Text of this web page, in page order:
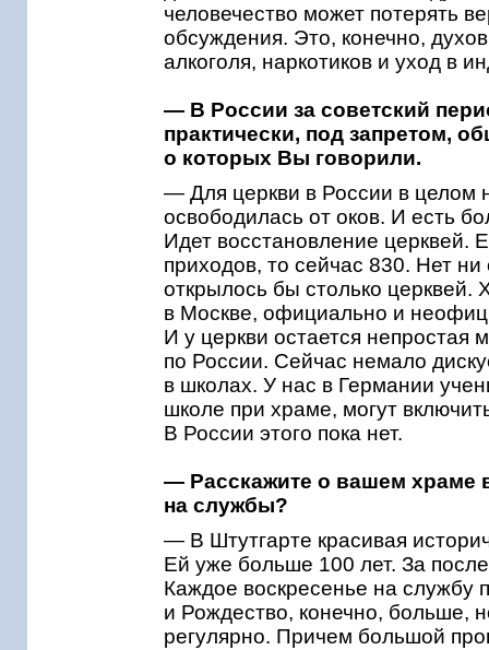
человечество может потерять
обсуждения. Это, конечно,
алкоголя, наркотиков и уход в
— В России за советский
практически, под запретом,
о которых Вы говорили.
— Для церкви в России в целом
освободилась от оков. И есть
Идет восстановление церквей.
приходов, то сейчас 830. Нет ни
открылось бы столько
в Москве, официально и
И у церкви остается непростая
по России. Сейчас немало
в школах. У нас в Германии
школе при храме, могут
В России этого пока нет.
— Расскажите о вашем храме
на службы?
— В Штутгарте красивая
Ей уже больше 100 лет. За
Каждое воскресенье на службу
и Рождество, конечно, больше,
регулярно. Причем большой